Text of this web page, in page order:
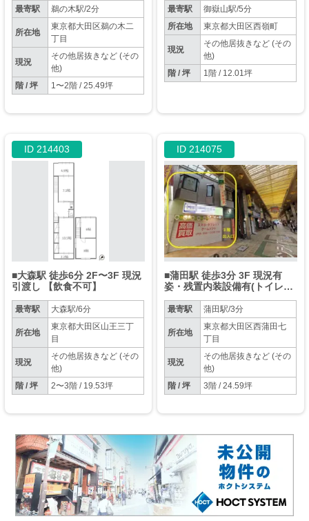
最寄駅 鵜の木駅/2分
所在地
東京都大田区鵜の木二
丁目
現況
その他居抜きなど (その
他)
階 / 坪
1〜2階 / 25.49坪
最寄駅
御嶽山駅/5分
所在地
東京都大田区西嶺町
現況
その他居抜きなど (その
他)
階 / 坪
1階 / 12.01坪
ID 214403
■大森駅 徒歩6分 2F〜3F 現況
引渡し 【飲食不可】
最寄駅 大森駅/6分
所在地
東京都大田区山王三丁
目
現況
その他居抜きなど (その
他)
階 / 坪
2〜3階 / 19.53坪
ID 214075
■蒲田駅 徒歩3分 3F 現況有
姿・残置内装設備有(トイレ・
認・飲食不可】
最寄駅 蒲田駅/3分
所在地
東京都大田区西蒲田七
丁目
現況
その他居抜きなど (その
他)
階 / 坪
3階 / 24.59坪